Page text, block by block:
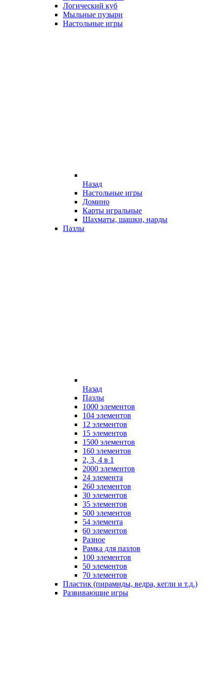
Логический куб
Мыльные пузыри
Настольные игры
Назад
Настольные игры
Домино
Карты игральные
Шахматы, шашки, нарды
Пазлы
Назад
Пазлы
1000 элементов
104 элементов
12 элементов
15 элементов
1500 элементов
160 элементов
2, 3, 4 в 1
2000 элементов
24 элемента
260 элементов
30 элементов
35 элементов
500 элементов
54 элемента
60 элементов
Разное
Рамка для пазлов
100 элементов
50 элементов
70 элементов
Пластик (пирамиды, ведра, кегли и т.д.)
Развивающие игры